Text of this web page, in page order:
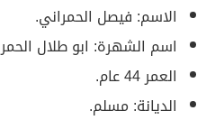
الاسم: فيصل الحمراني.
اسم الشهرة: ابو طلال
العمر 44 عام.
الديانة: مسلم.